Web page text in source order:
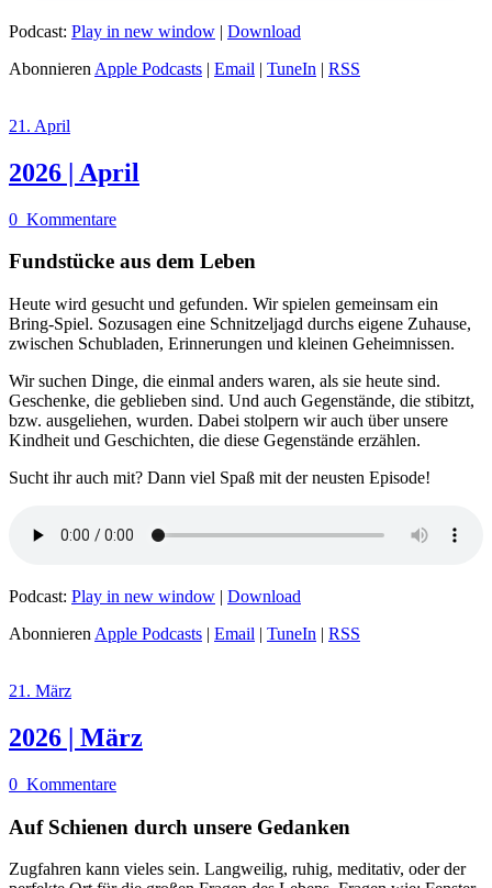
Podcast: Play in new window | Download
Abonnieren Apple Podcasts | Email | TuneIn | RSS
21. April
2026 | April
0 Kommentare
Fundstücke aus dem Leben
Heute wird gesucht und gefunden. Wir spielen gemeinsam ein
Bring-Spiel. Sozusagen eine Schnitzeljagd durchs eigene Zuhause,
zwischen Schubladen, Erinnerungen und kleinen Geheimnissen.
Wir suchen Dinge, die einmal anders waren, als sie heute sind.
Geschenke, die geblieben sind. Und auch Gegenstände, die stibitzt,
bzw. ausgeliehen, wurden. Dabei stolpern wir auch über unsere
Kindheit und Geschichten, die diese Gegenstände erzählen.
Sucht ihr auch mit? Dann viel Spaß mit der neusten Episode!
Podcast: Play in new window | Download
Abonnieren Apple Podcasts | Email | TuneIn | RSS
21. März
2026 | März
0 Kommentare
Auf Schienen durch unsere Gedanken
Zugfahren kann vieles sein. Langweilig, ruhig, meditativ, oder der